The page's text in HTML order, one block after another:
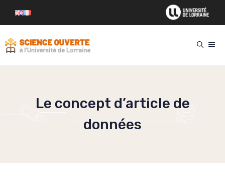
Le concept d’article de
données